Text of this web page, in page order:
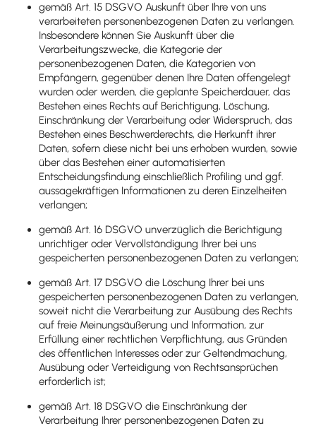
gemäß Art. 15 DSGVO Auskunft über Ihre von uns
verarbeiteten personenbezogenen Daten zu verlangen.
Insbesondere können Sie Auskunft über die
Verarbeitungszwecke, die Kategorie der
personenbezogenen Daten, die Kategorien von
Empfängern, gegenüber denen Ihre Daten offengelegt
wurden oder werden, die geplante Speicherdauer, das
Bestehen eines Rechts auf Berichtigung, Löschung,
Einschränkung der Verarbeitung oder Widerspruch, das
Bestehen eines Beschwerderechts, die Herkunft ihrer
Daten, sofern diese nicht bei uns erhoben wurden, sowie
über das Bestehen einer automatisierten
Entscheidungsfindung einschließlich Profiling und ggf.
aussagekräftigen Informationen zu deren Einzelheiten
verlangen;
gemäß Art. 16 DSGVO unverzüglich die Berichtigung
unrichtiger oder Vervollständigung Ihrer bei uns
gespeicherten personenbezogenen Daten zu verlangen;
gemäß Art. 17 DSGVO die Löschung Ihrer bei uns
gespeicherten personenbezogenen Daten zu verlangen,
soweit nicht die Verarbeitung zur Ausübung des Rechts
auf freie Meinungsäußerung und Information, zur
Erfüllung einer rechtlichen Verpflichtung, aus Gründen
des öffentlichen Interesses oder zur Geltendmachung,
Ausübung oder Verteidigung von Rechtsansprüchen
erforderlich ist;
gemäß Art. 18 DSGVO die Einschränkung der
Verarbeitung Ihrer personenbezogenen Daten zu